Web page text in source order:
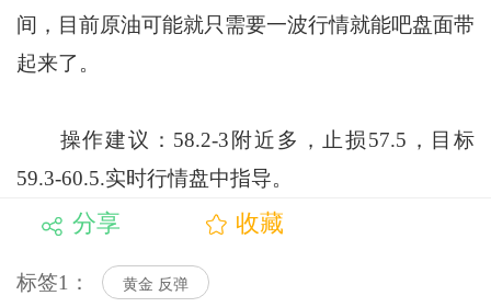
间，目前原油可能就只需要一波行情就能吧盘面带
起来了。
操作建议：58.2-3附近多，止损57.5，目标
59.3-60.5.实时行情盘中指导。
分享 收藏
标签1： 黄金 反弹